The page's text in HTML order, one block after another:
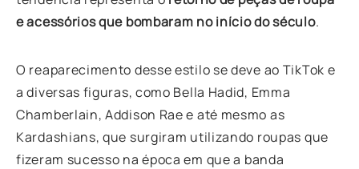
e acessórios que bombaram no início do século.
O reaparecimento desse estilo se deve ao TikTok e
a diversas figuras, como Bella Hadid, Emma
Chamberlain, Addison Rae e até mesmo as
Kardashians, que surgiram utilizando roupas que
fizeram sucesso na época em que a banda